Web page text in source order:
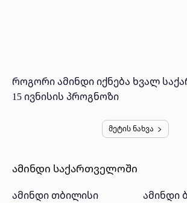
როგორი ამინდი იქნება ხვალ
15 ივნისის პროგნოზი
მეტის ნახვა
ამინდი საქართველოში
ამინდი თბილისი
ამინდი